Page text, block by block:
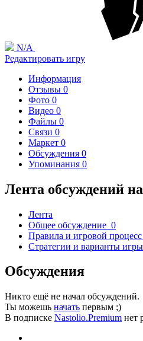
N/A
Редактировать игру
Информация
Отзывы 0
Фото 0
Видео 0
Файлы 0
Связи 0
Маркет 0
Обсуждения 0
Упоминания 0
Лента обсуждений
Лента
Общее обсуждение 0
Правила и игровой процесс
Стратегии и варианты игры
Обсуждения
Никто ещё не начал обсуждений.
Ты можешь начать первым ;)
В подписке Nastolio.Premium нет